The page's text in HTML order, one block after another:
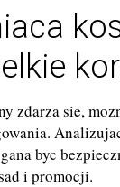
zdarza sie,
byc
i promocji.